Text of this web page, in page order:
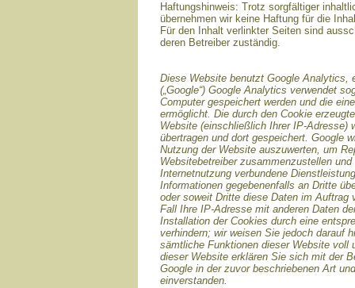
Haftungshinweis: Trotz sorgfältiger
übernehmen wir keine Haftung für die
Für den Inhalt verlinkter Seiten sind
deren Betreiber zuständig.
Diese Website benutzt Google Analytics,
(„Google“) Google Analytics verwendet
Computer gespeichert werden und die
ermöglicht. Die durch den Cookie
Website (einschließlich Ihrer IP-Adresse)
übertragen und dort gespeichert. Google
Nutzung der Website auszuwerten, um
Websitebetreiber zusammenzustellen
Internetnutzung verbundene
Informationen gegebenenfalls an Dritte
oder soweit Dritte diese Daten im Auftrag
Fall Ihre IP-Adresse mit anderen Daten
Installation der Cookies durch eine
verhindern; wir weisen Sie jedoch darauf
sämtliche Funktionen dieser Website voll
dieser Website erklären Sie sich mit der
Google in der zuvor beschriebenen Art
einverstanden.